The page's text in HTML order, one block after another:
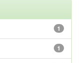
1
1